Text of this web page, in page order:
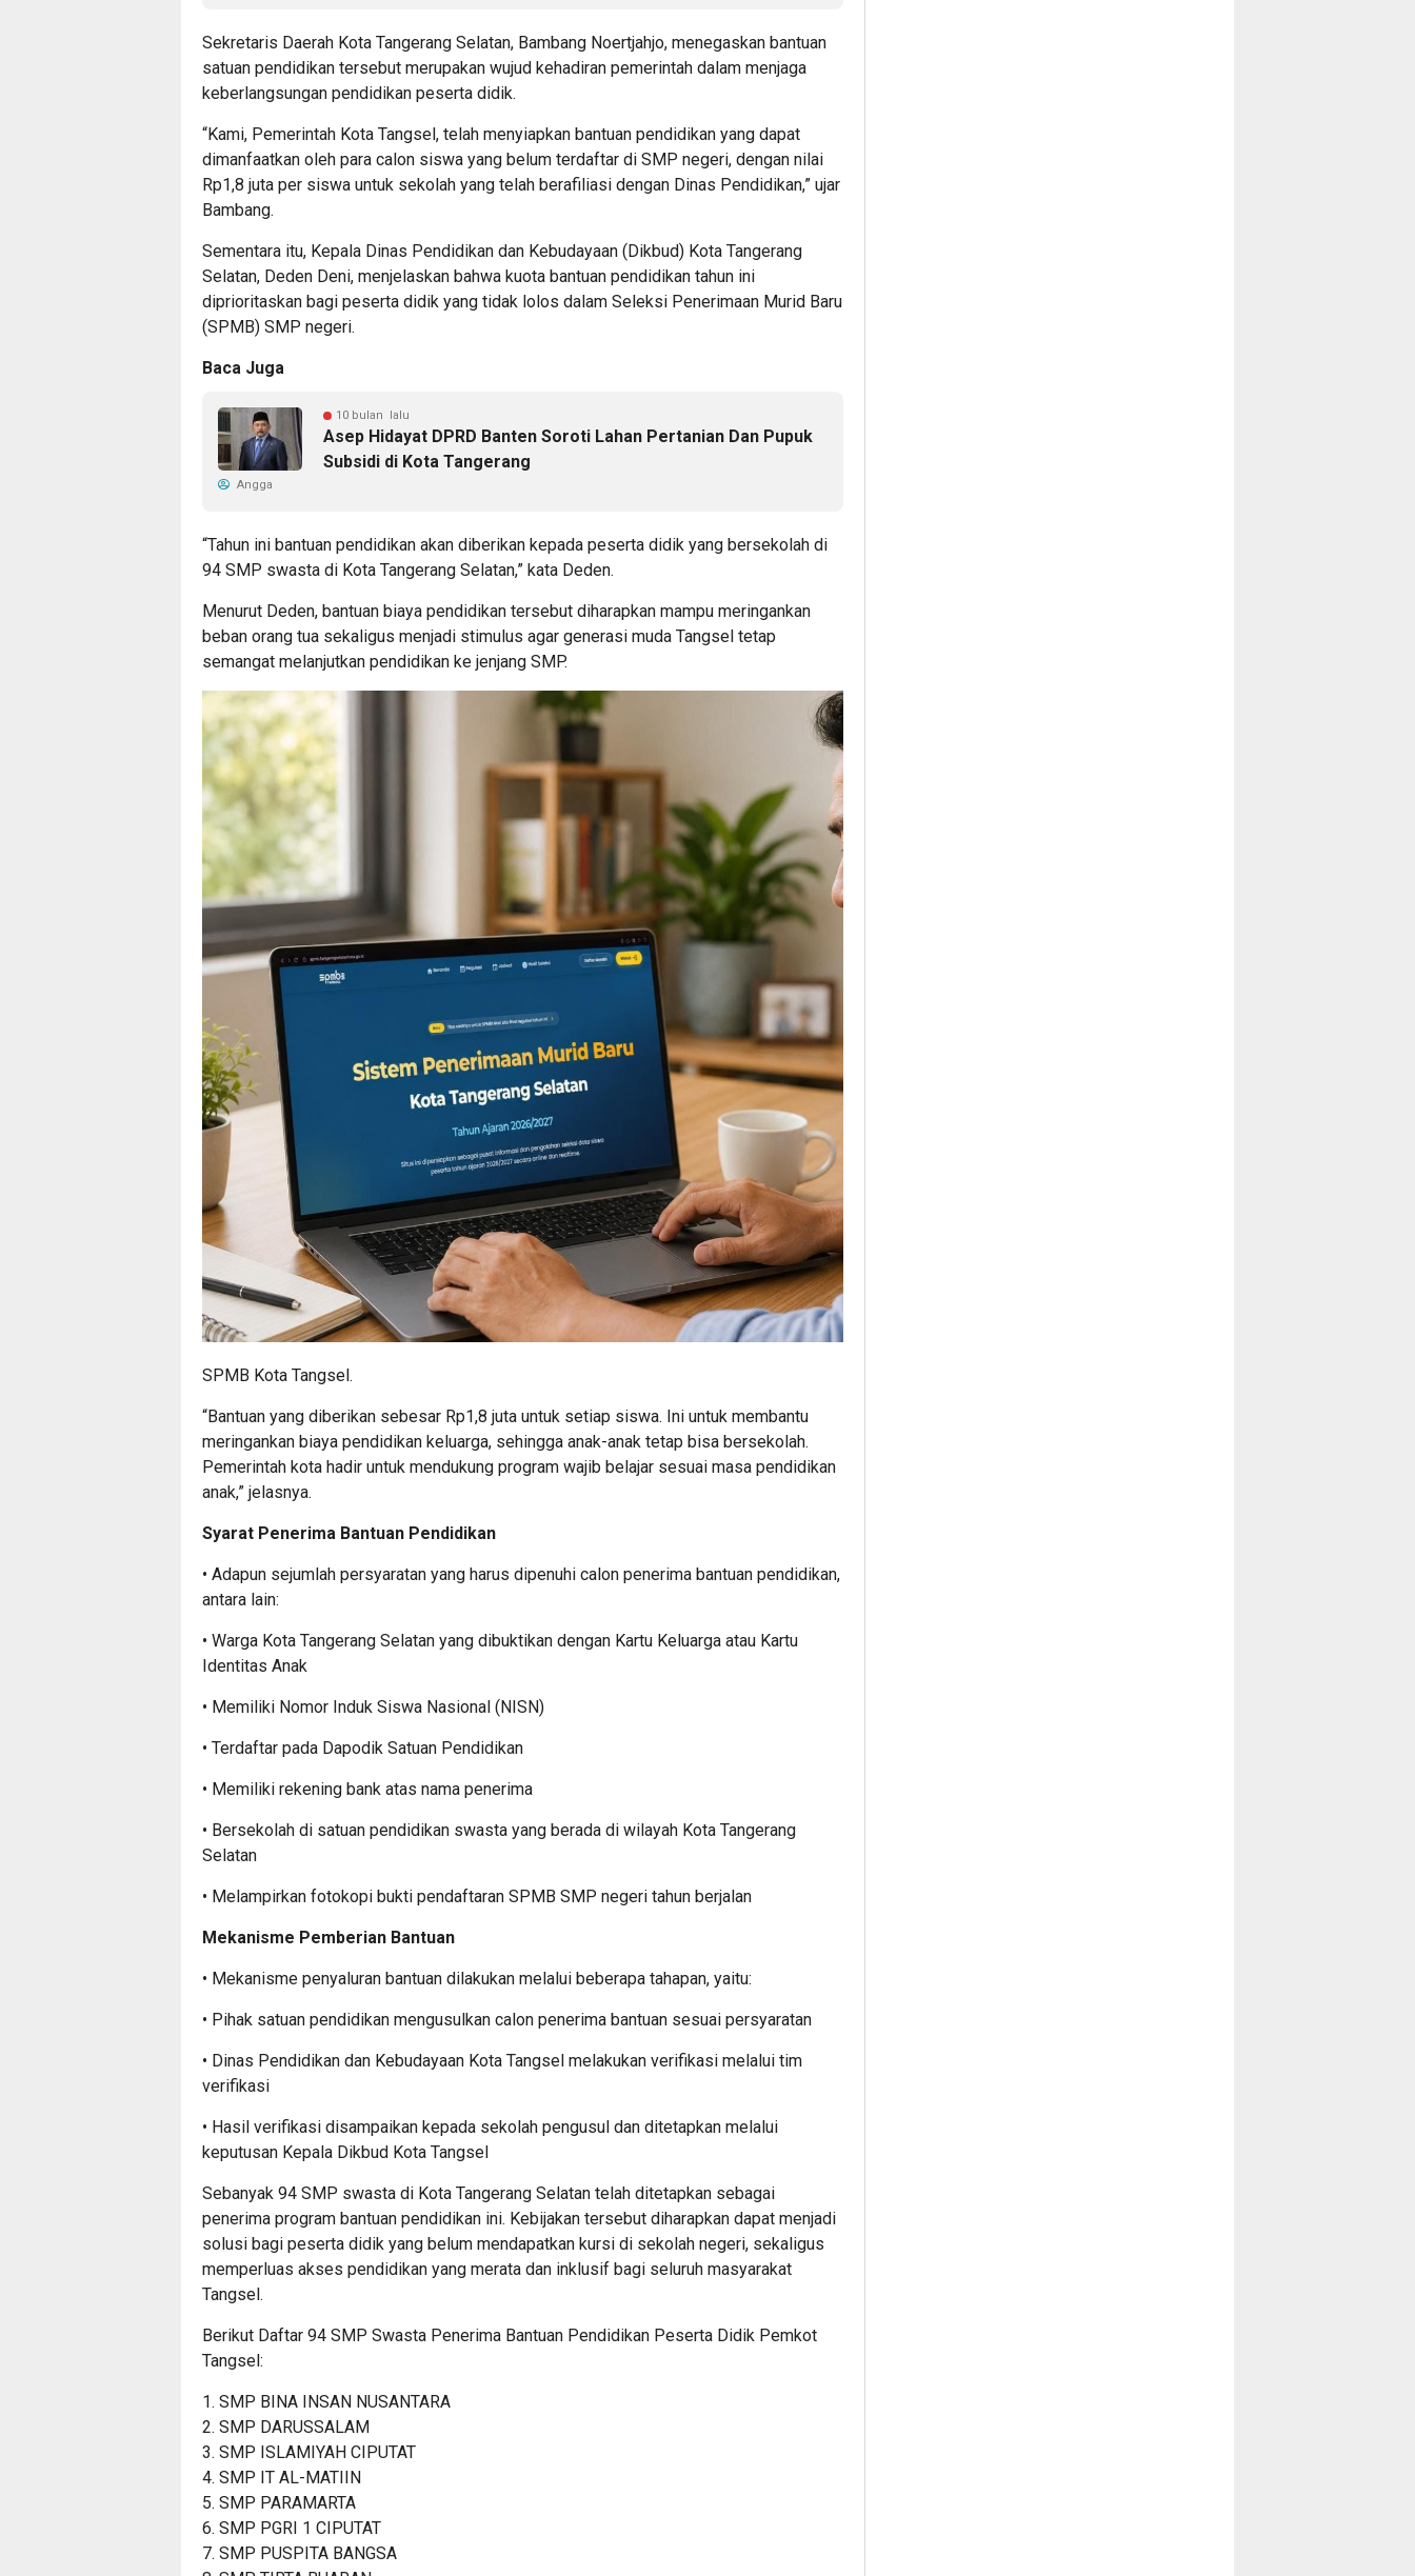
Sekretaris Daerah Kota Tangerang Selatan, Bambang Noertjahjo, menegaskan bantuan
satuan pendidikan tersebut merupakan wujud kehadiran pemerintah dalam menjaga
keberlangsungan pendidikan peserta didik.
“Kami, Pemerintah Kota Tangsel, telah menyiapkan bantuan pendidikan yang dapat
dimanfaatkan oleh para calon siswa yang belum terdaftar di SMP negeri, dengan nilai
Rp1,8 juta per siswa untuk sekolah yang telah berafiliasi dengan Dinas Pendidikan,” ujar
Bambang.
Sementara itu, Kepala Dinas Pendidikan dan Kebudayaan (Dikbud) Kota Tangerang
Selatan, Deden Deni, menjelaskan bahwa kuota bantuan pendidikan tahun ini
diprioritaskan bagi peserta didik yang tidak lolos dalam Seleksi Penerimaan Murid Baru
(SPMB) SMP negeri.
Baca Juga
10 bulan lalu
Asep Hidayat DPRD Banten Soroti Lahan Pertanian Dan Pupuk
Subsidi di Kota Tangerang
Angga
“Tahun ini bantuan pendidikan akan diberikan kepada peserta didik yang bersekolah di
94 SMP swasta di Kota Tangerang Selatan,” kata Deden.
Menurut Deden, bantuan biaya pendidikan tersebut diharapkan mampu meringankan
beban orang tua sekaligus menjadi stimulus agar generasi muda Tangsel tetap
semangat melanjutkan pendidikan ke jenjang SMP.
SPMB Kota Tangsel.
“Bantuan yang diberikan sebesar Rp1,8 juta untuk setiap siswa. Ini untuk membantu
meringankan biaya pendidikan keluarga, sehingga anak-anak tetap bisa bersekolah.
Pemerintah kota hadir untuk mendukung program wajib belajar sesuai masa pendidikan
anak,” jelasnya.
Syarat Penerima Bantuan Pendidikan
• Adapun sejumlah persyaratan yang harus dipenuhi calon penerima bantuan pendidikan,
antara lain:
• Warga Kota Tangerang Selatan yang dibuktikan dengan Kartu Keluarga atau Kartu
Identitas Anak
• Memiliki Nomor Induk Siswa Nasional (NISN)
• Terdaftar pada Dapodik Satuan Pendidikan
• Memiliki rekening bank atas nama penerima
• Bersekolah di satuan pendidikan swasta yang berada di wilayah Kota Tangerang
Selatan
• Melampirkan fotokopi bukti pendaftaran SPMB SMP negeri tahun berjalan
Mekanisme Pemberian Bantuan
• Mekanisme penyaluran bantuan dilakukan melalui beberapa tahapan, yaitu:
• Pihak satuan pendidikan mengusulkan calon penerima bantuan sesuai persyaratan
• Dinas Pendidikan dan Kebudayaan Kota Tangsel melakukan verifikasi melalui tim
verifikasi
• Hasil verifikasi disampaikan kepada sekolah pengusul dan ditetapkan melalui
keputusan Kepala Dikbud Kota Tangsel
Sebanyak 94 SMP swasta di Kota Tangerang Selatan telah ditetapkan sebagai
penerima program bantuan pendidikan ini. Kebijakan tersebut diharapkan dapat menjadi
solusi bagi peserta didik yang belum mendapatkan kursi di sekolah negeri, sekaligus
memperluas akses pendidikan yang merata dan inklusif bagi seluruh masyarakat
Tangsel.
Berikut Daftar 94 SMP Swasta Penerima Bantuan Pendidikan Peserta Didik Pemkot
Tangsel:
1. SMP BINA INSAN NUSANTARA
2. SMP DARUSSALAM
3. SMP ISLAMIYAH CIPUTAT
4. SMP IT AL-MATIIN
5. SMP PARAMARTA
6. SMP PGRI 1 CIPUTAT
7. SMP PUSPITA BANGSA